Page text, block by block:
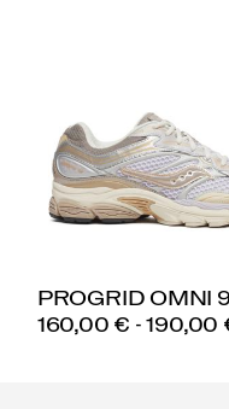
PROGRID OMNI
PRICE
160,00 € - 190,00